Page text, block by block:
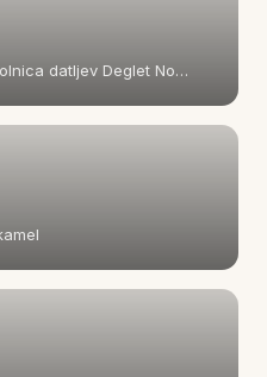
datljev Deglet No…